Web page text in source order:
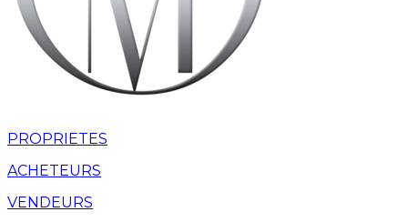
PROPRIETES
ACHETEURS
VENDEURS